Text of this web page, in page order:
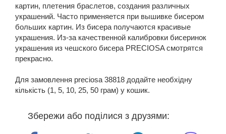
картин, плетения браслетов, создания различных
украшений. Часто применяется при вышивке бисером
больших картин. Из бисера получаются красивые
украшения. Из-за качественной калибровки бисеринок
украшения из чешского бисера PRECIOSA смотрятся
прекрасно.
Для замовлення preciosa 38818 додайте необхідну
кількість (1, 5, 10, 25, 50 грам) у кошик.
Збережи або поділися з друзями: